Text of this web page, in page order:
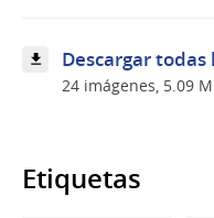
Treinta
y
Descargar todas
24 imágenes, 5.09
Etiquetas